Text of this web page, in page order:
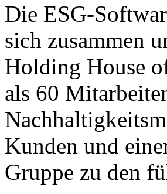
Die ESG-
sich zusammen
Holding House
als 60
Kunden und
Gruppe zu den